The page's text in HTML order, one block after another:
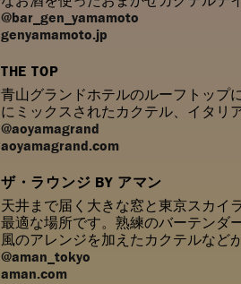
@bar_gen_yamamoto
genyamamoto.jp
THE TOP
青山グランドホテルのルーフトップ
にミックスされたカクテル、イタリ
@aoyamagrand
aoyamagrand.com
ザ・ラウンジ BY アマン
天井まで届く大きな窓と東京スカイ
最適な場所です。熟練のバーテンダ
風のアレンジを加えたカクテルなど
@aman_tokyo
aman.com